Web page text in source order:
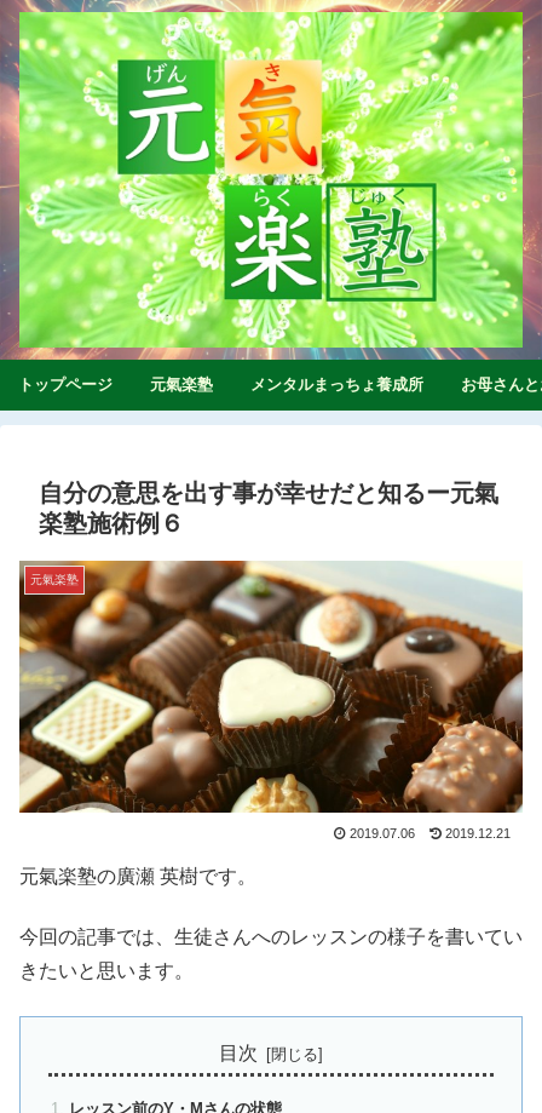
トップページ 元氣楽塾 メンタルまっちょ養成所 お母さん
自分の意思を出す事が幸せだと知るー元氣
楽塾施術例６
元氣楽塾
2019.07.06 2019.12.21
元氣楽塾の廣瀬 英樹です。
今回の記事では、生徒さんへのレッスンの様子を書いてい
きたいと思います。
目次
レッスン前のY・Mさんの状態